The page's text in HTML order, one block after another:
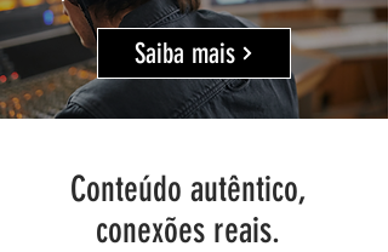
Saiba mais
Conteúdo autêntico,
conexões reais.